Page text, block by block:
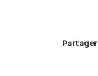
Partager